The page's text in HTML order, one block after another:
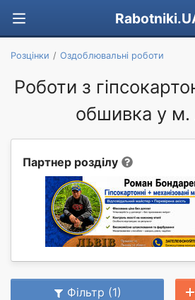
Розцінки Оздоблювальні роботи
Роботи з
обшивка у м.
Партнер розділу
Фільтр (1)